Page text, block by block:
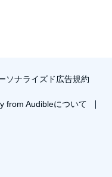
ソナライズド広告規約
from Audibleについて